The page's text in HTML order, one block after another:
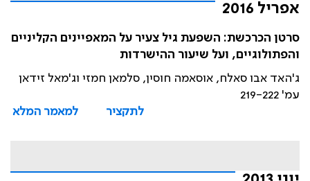
אפריל 2016
סרטן הכרכשת: השפעת גיל צעיר על המאפיינים הקליניים
והפתולוגיים, ועל שיעור ההישרדות
ג'האד אבו סאלח, אוסאמה חוסין, סלמאן חמזי וג'מאל זידאן
עמ' 219-222
לתקציר
למאמר המלא